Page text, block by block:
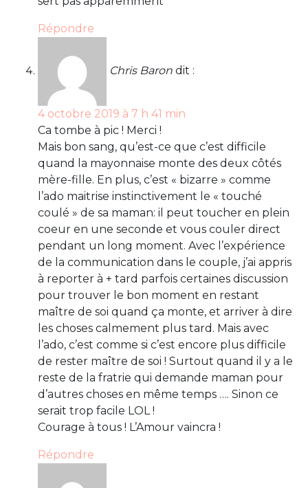
Répondre
Chris Baron dit :
4 octobre 2019 à 7 h 41 min
Ca tombe à pic ! Merci !
Mais bon sang, qu’est-ce que c’est difficile
quand la mayonnaise monte des deux côtés
mère-fille. En plus, c’est « bizarre » comme
l’ado maitrise instinctivement le « touché
coulé » de sa maman: il peut toucher en plein
coeur en une seconde et vous couler direct
pendant un long moment. Avec l’expérience
de la communication dans le couple, j’ai appris
à reporter à + tard parfois certaines discussion
pour trouver le bon moment en restant
maître de soi quand ça monte, et arriver à dire
les choses calmement plus tard. Mais avec
l’ado, c’est comme si c’est encore plus difficile
de rester maître de soi ! Surtout quand il y a le
reste de la fratrie qui demande maman pour
d’autres choses en même temps …. Sinon ce
serait trop facile LOL !
Courage à tous ! L’Amour vaincra !
Répondre